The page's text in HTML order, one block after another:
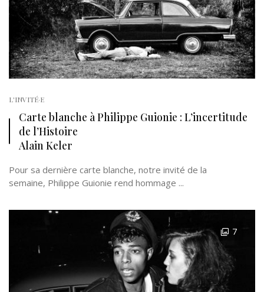
L'INVITÉ·E
Carte blanche à Philippe Guionie : L’incertitude
de l’Histoire
Alain Keler
Pour sa dernière carte blanche, notre invité de la
semaine, Philippe Guionie rend hommage ...
7